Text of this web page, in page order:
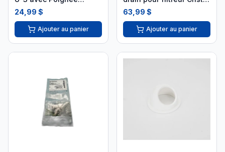
Aluminium 08650-0007Z
24,99 $
Ajouter au panier
Flo II i26
63,99 $
Ajouter au panier